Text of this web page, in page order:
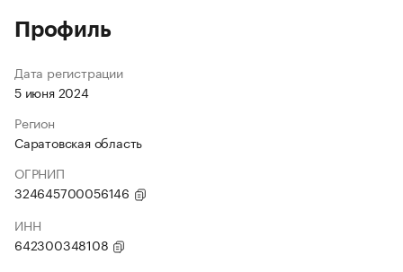
Профиль
Дата регистрации
5 июня 2024
Регион
Саратовская область
ОГРНИП
324645700056146
ИНН
642300348108